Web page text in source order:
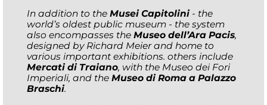
In addition to the Musei Capitolini - the
world’s oldest public museum - the system
also encompasses the Museo dell’Ara Pacis,
designed by Richard Meier and home to
various important exhibitions. others include
Mercati di Traiano, with the Museo dei Fori
Imperiali, and the Museo di Roma a Palazzo
Braschi.